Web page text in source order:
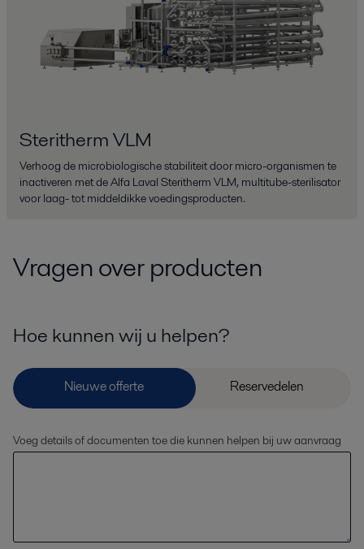
Steritherm VLM
Verhoog de microbiologische stabiliteit door micro-organismen te
inactiveren met de Alfa Laval Steritherm VLM, multitube-sterilisator
voor laag- tot middeldikke voedingsproducten.
Vragen over producten
Hoe kunnen wij u helpen?
Voeg details of documenten toe die kunnen helpen bij uw aanvraag